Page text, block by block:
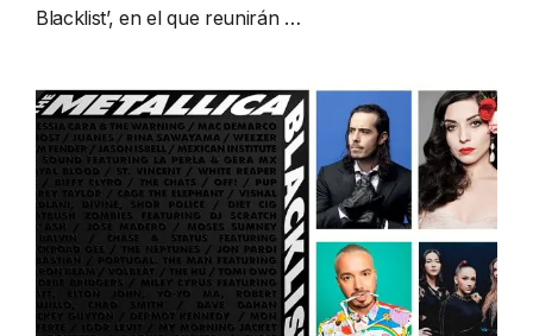
Blacklist’, en el que reunirán …